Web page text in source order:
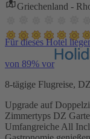
Griechenland -
Für dieses Hotel
von 89% vor
8-tägige Flugreise,
Upgrade auf
Zimmertyps DZ
Umfangreiche All